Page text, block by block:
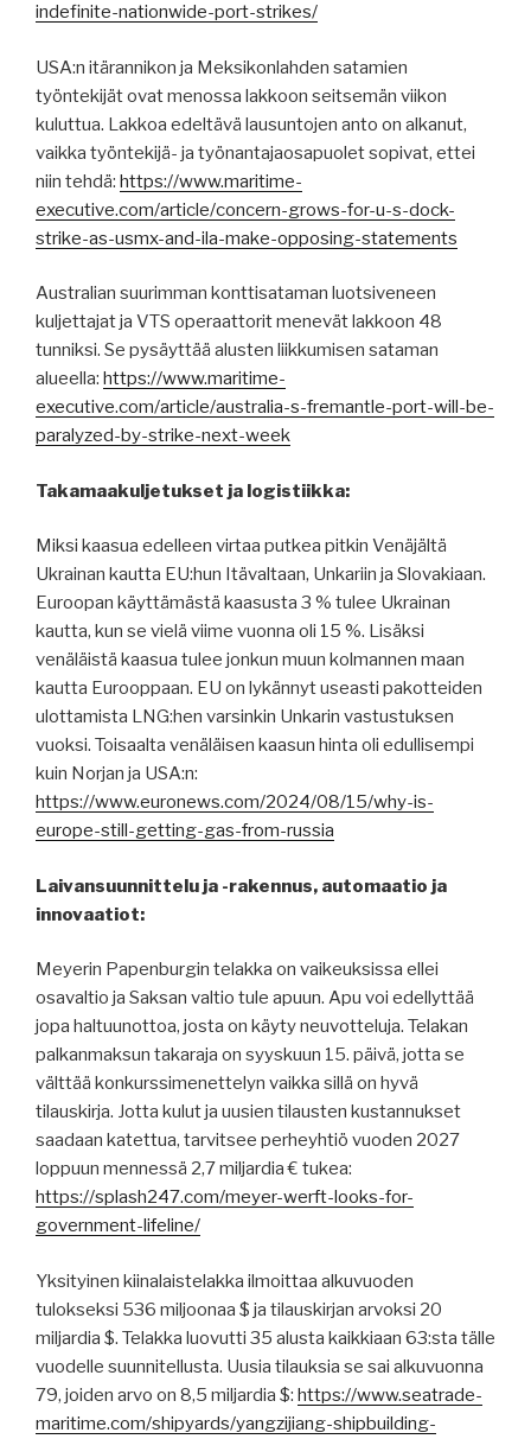
indefinite-nationwide-port-strikes/
USA:n itärannikon ja Meksikonlahden satamien
työntekijät ovat menossa lakkoon seitsemän viikon
kuluttua. Lakkoa edeltävä lausuntojen anto on alkanut,
vaikka työntekijä- ja työnantajaosapuolet sopivat, ettei
niin tehdä: https://www.maritime-
executive.com/article/concern-grows-for-u-s-dock-
strike-as-usmx-and-ila-make-opposing-statements
Australian suurimman konttisataman luotsiveneen
kuljettajat ja VTS operaattorit menevät lakkoon 48
tunniksi. Se pysäyttää alusten liikkumisen sataman
alueella: https://www.maritime-
executive.com/article/australia-s-fremantle-port-will-be-
paralyzed-by-strike-next-week
Takamaakuljetukset ja logistiikka:
Miksi kaasua edelleen virtaa putkea pitkin Venäjältä
Ukrainan kautta EU:hun Itävaltaan, Unkariin ja Slovakiaan.
Euroopan käyttämästä kaasusta 3 % tulee Ukrainan
kautta, kun se vielä viime vuonna oli 15 %. Lisäksi
venäläistä kaasua tulee jonkun muun kolmannen maan
kautta Eurooppaan. EU on lykännyt useasti pakotteiden
ulottamista LNG:hen varsinkin Unkarin vastustuksen
vuoksi. Toisaalta venäläisen kaasun hinta oli edullisempi
kuin Norjan ja USA:n:
https://www.euronews.com/2024/08/15/why-is-
europe-still-getting-gas-from-russia
Laivansuunnittelu ja -rakennus, automaatio ja
innovaatiot:
Meyerin Papenburgin telakka on vaikeuksissa ellei
osavaltio ja Saksan valtio tule apuun. Apu voi edellyttää
jopa haltuunottoa, josta on käyty neuvotteluja. Telakan
palkanmaksun takaraja on syyskuun 15. päivä, jotta se
välttää konkurssimenettelyn vaikka sillä on hyvä
tilauskirja. Jotta kulut ja uusien tilausten kustannukset
saadaan katettua, tarvitsee perheyhtiö vuoden 2027
loppuun mennessä 2,7 miljardia € tukea:
https://splash247.com/meyer-werft-looks-for-
government-lifeline/
Yksityinen kiinalaistelakka ilmoittaa alkuvuoden
tulokseksi 536 miljoonaa $ ja tilauskirjan arvoksi 20
miljardia $. Telakka luovutti 35 alusta kaikkiaan 63:sta tälle
vuodelle suunnitellusta. Uusia tilauksia se sai alkuvuonna
79, joiden arvo on 8,5 miljardia $: https://www.seatrade-
maritime.com/shipyards/yangzijiang-shipbuilding-